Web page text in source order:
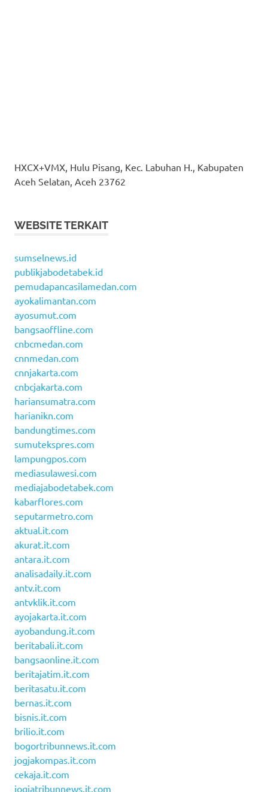
HXCX+VMX, Hulu Pisang, Kec. Labuhan H., Kabupaten
Aceh Selatan, Aceh 23762
WEBSITE TERKAIT
sumselnews.id
publikjabodetabek.id
pemudapancasilamedan.com
ayokalimantan.com
ayosumut.com
bangsaoffline.com
cnbcmedan.com
cnnmedan.com
cnnjakarta.com
cnbcjakarta.com
hariansumatra.com
harianikn.com
bandungtimes.com
sumutekspres.com
lampungpos.com
mediasulawesi.com
mediajabodetabek.com
kabarflores.com
seputarmetro.com
aktual.it.com
akurat.it.com
antara.it.com
analisadaily.it.com
antv.it.com
antvklik.it.com
ayojakarta.it.com
ayobandung.it.com
beritabali.it.com
bangsaonline.it.com
beritajatim.it.com
beritasatu.it.com
bernas.it.com
bisnis.it.com
brilio.it.com
bogortribunnews.it.com
jogjakompas.it.com
cekaja.it.com
jogjatribunnews.it.com